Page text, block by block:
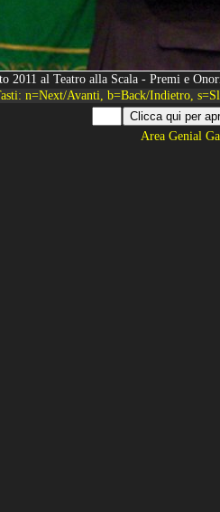
2011 al Teatro alla Scala - Premi e
n=Next/Avanti, b=Back/Indietro,
Area Genial